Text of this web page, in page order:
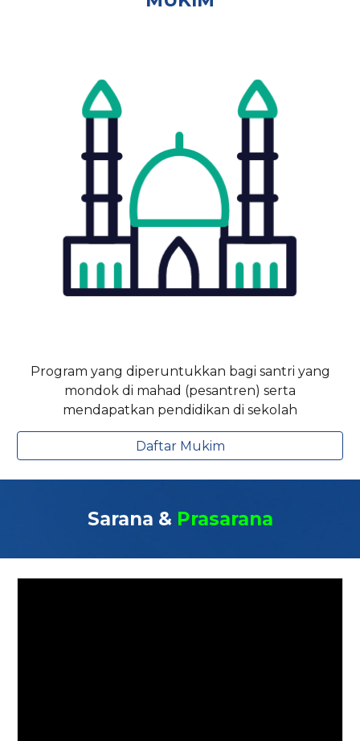
Program yang diperuntukkan bagi santri yang
mondok di mahad (pesantren) serta
mendapatkan pendidikan di sekolah
Daftar Mukim
Sarana & Prasarana